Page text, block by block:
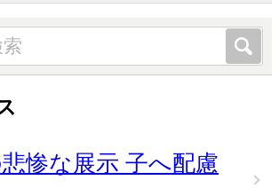
惨な展示 子へ配慮